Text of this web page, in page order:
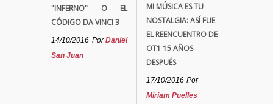
"INFERNO" O EL
CÓDIGO DA VINCI 3
14/10/2016 PorDaniel
San Juan
MI MÚSICA ES TU
NOSTALGIA: ASÍ FUE
EL REENCUENTRO DE
OT1 15 AÑOS
DESPUÉS
17/10/2016 Por
Miriam Puelles